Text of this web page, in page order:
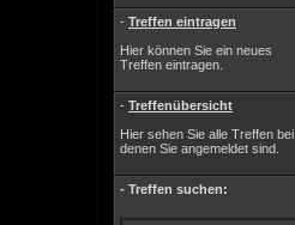
- Treffen eintragen
Hier können Sie ein neues
Treffen eintragen.
- Treffenübersicht
Hier sehen Sie alle Treffen bei
denen Sie angemeldet sind.
- Treffen suchen: